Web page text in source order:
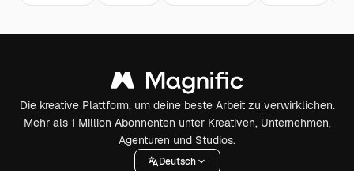
Die kreative Plattform, um deine beste Arbeit zu verwirklichen.
Mehr als 1 Million Abonnenten unter Kreativen, Unternehmen,
Agenturen und Studios.
Deutsch